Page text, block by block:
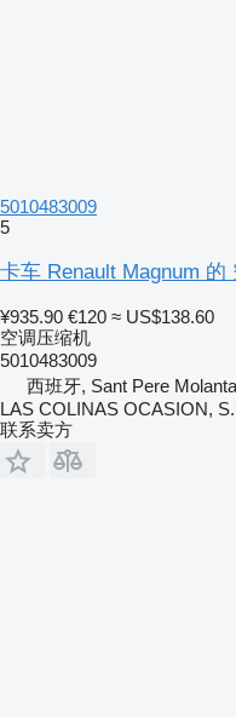
5010483009
5
卡车 Renault Magnum 的
¥935.90 €120 ≈ US$138.60
空调压缩机
5010483009
西班牙, Sant Pere
LAS COLINAS OCASION,
联系卖方